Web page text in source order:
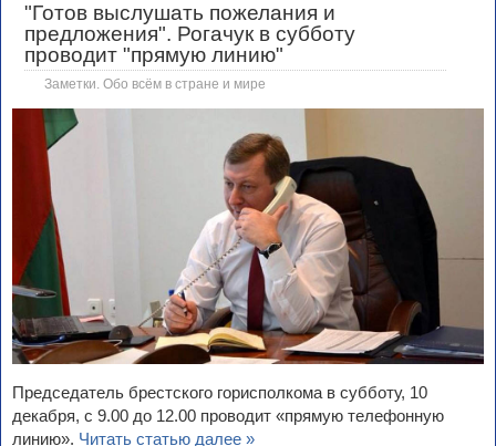
"Готов выслушать пожелания и
предложения". Рогачук в субботу
проводит "прямую линию"
Заметки. Обо всём в стране и мире
Председатель брестского горисполкома в субботу, 10
декабря, с 9.00 до 12.00 проводит «прямую телефонную
линию». Читать статью далее »